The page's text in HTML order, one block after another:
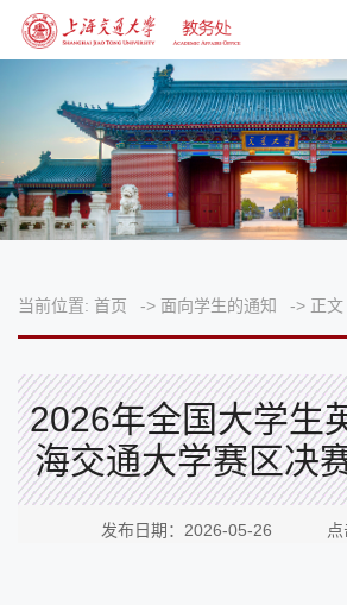
当前位置: 首页 -> 面向学生的通知 -> 正文
2026年全国大学生
海交通大学赛区决
发布日期：2026-05-26 点